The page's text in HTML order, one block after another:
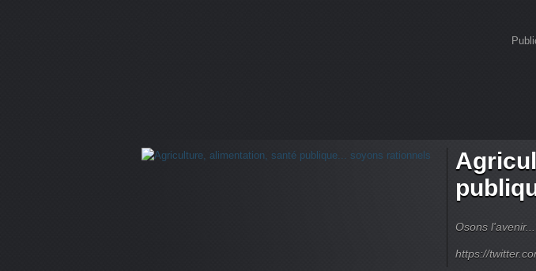
Osons
https://